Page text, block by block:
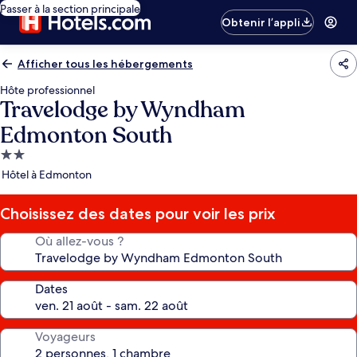
Passer à la section principale
Obtenir l’appli
Afficher tous les hébergements
Hôte professionnel
Travelodge by Wyndham
Edmonton South
Hébergement
2.0 étoiles
Hôtel à Edmonton
Choisissez des dates pour voir les prix
Où allez-vous ?
Dates
Voyageurs